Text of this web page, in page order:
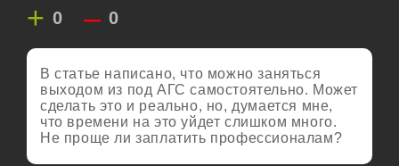
+ 0 – 0
В статье написано, что можно заняться
выходом из под АГС самостоятельно. Может
сделать это и реально, но, думается мне,
что времени на это уйдет слишком много.
Не проще ли заплатить профессионалам?